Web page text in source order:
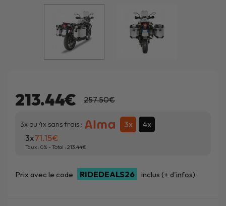
213.44€ 257.50€
3x ou 4x sans frais : 3x 4x
3x71.15
Taux : 0% - Total : 213.44
Prix avec le code RIDEDEALS26 inclus (+ d'infos)